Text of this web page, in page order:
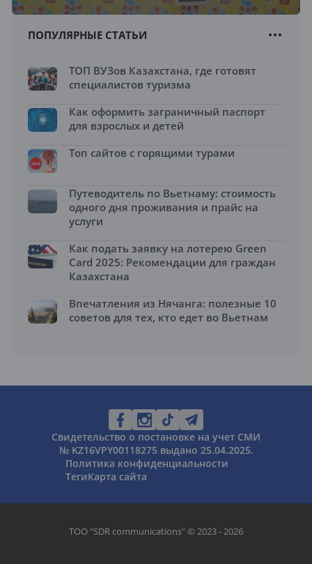
ПОПУЛЯРНЫЕ СТАТЬИ
ТОП ВУЗов Казахстана, где готовят
специалистов туризма
Как оформить заграничный паспорт
для взрослых и детей
Топ сайтов с горящими турами
Путеводитель по Вьетнаму: стоимость
одного дня проживания и прайс на
услуги
Как подать заявку на лотерею Green
Card 2025: Рекомендации для граждан
Казахстана
Впечатления из Нячанга: полезные 10
советов для тех, кто едет во Вьетнам
Свидетельство о постановке на учет СМИ
№ KZ16VPY00118275 выдано 25.04.2025.
Политика конфиденциальности
ТегиКарта сайта
ТОО "SDR communications" © 2023 - 2026